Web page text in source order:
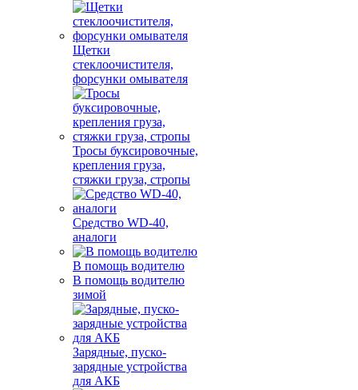
Щетки
стеклоочистителя,
форсунки омывателя
Тросы буксировочные,
крепления груза,
стяжки груза, стропы
Средство WD-40,
аналоги
В помощь водителю
В помощь водителю
зимой
Зарядные, пуско-
зарядные устройства
для АКБ